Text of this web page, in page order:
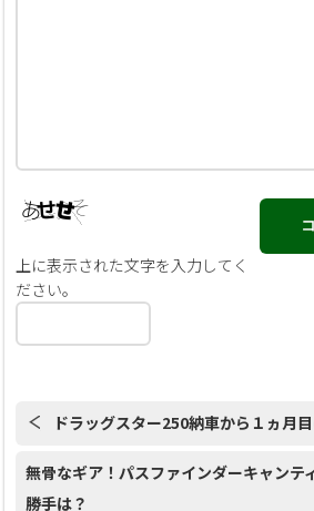
上に表示された文字を入力してく
ださい。
ドラッグスター250納車から１ヵ月
無骨なギア！パスファインダーキャンテ
勝手は？